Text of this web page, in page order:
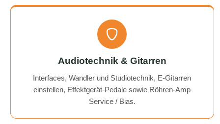
Audiotechnik & Gitarren
Interfaces, Wandler und Studiotechnik, E-Gitarren
einstellen, Effektgerät-Pedale sowie Röhren-Amp
Service / Bias.